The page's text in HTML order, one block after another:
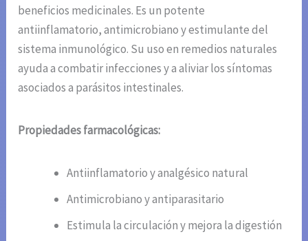
beneficios medicinales. Es un potente
antiinflamatorio, antimicrobiano y estimulante del
sistema inmunológico. Su uso en remedios naturales
ayuda a combatir infecciones y a aliviar los síntomas
asociados a parásitos intestinales.
Propiedades farmacológicas:
Antiinflamatorio y analgésico natural
Antimicrobiano y antiparasitario
Estimula la circulación y mejora la digestión